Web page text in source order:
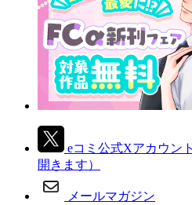
eコミ公式Xアカウント
開きます）
メールマガジン